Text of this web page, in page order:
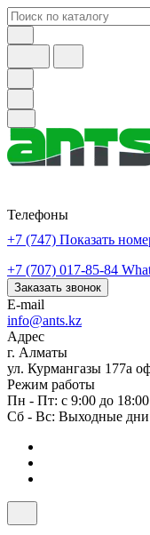
Телефоны
+7 (747) Показать
+7 (707) 017-85-84
Заказать звонок
E-mail
info@ants.kz
Адрес
г. Алматы
ул. Курмангазы 177а
Режим работы
Пн - Пт: с 9:00 до 18:00
Сб - Вс: Выходные дни